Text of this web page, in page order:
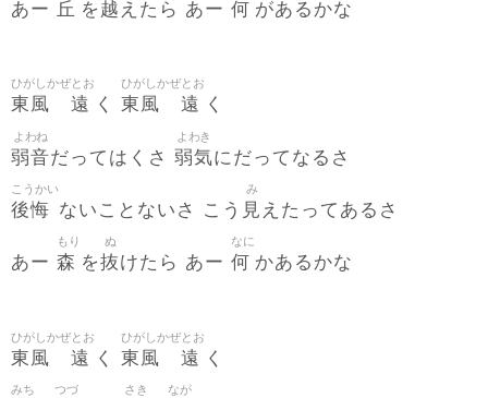
あー 丘 を越 えたら あー 何 があるかな
東風
ひがしかぜ
遠
とお
く 東風
ひがしかぜ
遠
とお
く
弱音
よわね
だってはくさ 弱気
よわき
にだってなるさ
後悔
こうかい
ないことないさ こう 見
み
えたってあるさ
あー 森
もり
を抜
ぬ
けたら あー 何
なに
かあるかな
東風
ひがしかぜ
遠
とお
く 東風
ひがしかぜ
遠
とお
く
みち つづ さき なが